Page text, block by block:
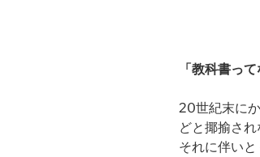
「教科書っ
20世紀末に
どと揶揄さ
それに伴い